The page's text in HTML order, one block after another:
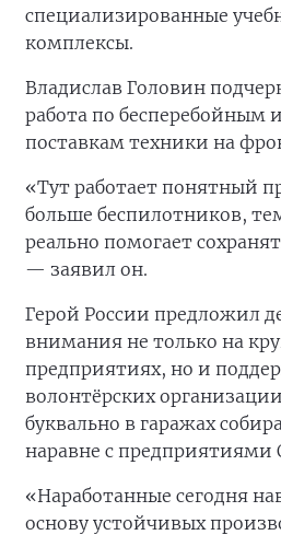
специализированные
комплексы.
Владислав Головин
работа по бесперебойным
поставкам техники на
«Тут работает понятный
больше беспилотников,
реально помогает
— заявил он.
Герой России предложил
внимания не только на
предприятиях, но и
волонтёрских
буквально в гаражах
наравне с предприятиями
«Наработанные сегодня
основу устойчивых